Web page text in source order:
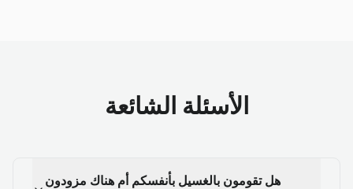
الأسئلة الشائعة
هل تقومون بالغسيل بأنفسكم أم هناك مزودون